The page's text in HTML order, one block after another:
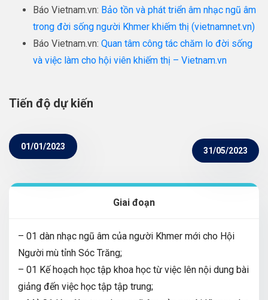
Báo Vietnam.vn: Bảo tồn và phát triển âm nhạc ngũ âm
trong đời sống người Khmer khiếm thị (vietnamnet.vn)
Báo Vietnam.vn: Quan tâm công tác chăm lo đời sống
và việc làm cho hội viên khiếm thị – Vietnam.vn
Tiến độ dự kiến
01/01/2023 31/05/2023
Giai đoạn
– 01 dàn nhạc ngũ âm của người Khmer mới cho Hội
Người mù tỉnh Sóc Trăng;
– 01 Kế hoạch học tập khoa học từ việc lên nội dung bài
giảng đến việc học tập tập trung;